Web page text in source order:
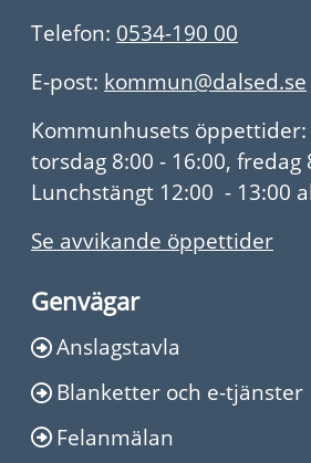
Telefon: 0534-190 00
E-post: kommun@dalsed.se
Kommunhusets öppettider:
torsdag 8:00 - 16:00, fredag
Lunchstängt 12:00 - 13:00
Se avvikande öppettider
Genvägar
Anslagstavla
Blanketter och e-tjänster
Felanmälan